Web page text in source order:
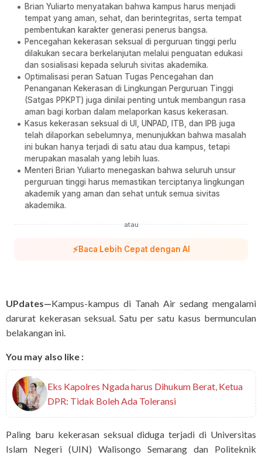
Brian Yuliarto menyatakan bahwa kampus harus menjadi
tempat yang aman, sehat, dan berintegritas, serta tempat
pembentukan karakter generasi penerus bangsa.
Pencegahan kekerasan seksual di perguruan tinggi perlu
dilakukan secara berkelanjutan melalui penguatan edukasi
dan sosialisasi kepada seluruh sivitas akademika.
Optimalisasi peran Satuan Tugas Pencegahan dan
Penanganan Kekerasan di Lingkungan Perguruan Tinggi
(Satgas PPKPT) juga dinilai penting untuk membangun rasa
aman bagi korban dalam melaporkan kasus kekerasan.
Kasus kekerasan seksual di UI, UNPAD, ITB, dan IPB juga
telah dilaporkan sebelumnya, menunjukkan bahwa masalah
ini bukan hanya terjadi di satu atau dua kampus, tetapi
merupakan masalah yang lebih luas.
Menteri Brian Yuliarto menegaskan bahwa seluruh unsur
perguruan tinggi harus memastikan terciptanya lingkungan
akademik yang aman dan sehat untuk semua sivitas
akademika.
atau
⚡Baca Lebih Cepat dengan AI
UPdates—Kampus-kampus di Tanah Air sedang mengalami
darurat kekerasan seksual. Satu per satu kasus bermunculan
belakangan ini.
You may also like :
Eks Kapolres Ngada harus Dihukum Berat, Ketua
DPR: Tidak Boleh Ada Toleransi
Paling baru kekerasan seksual diduga terjadi di Universitas
Islam Negeri (UIN) Walisongo Semarang dan Politeknik